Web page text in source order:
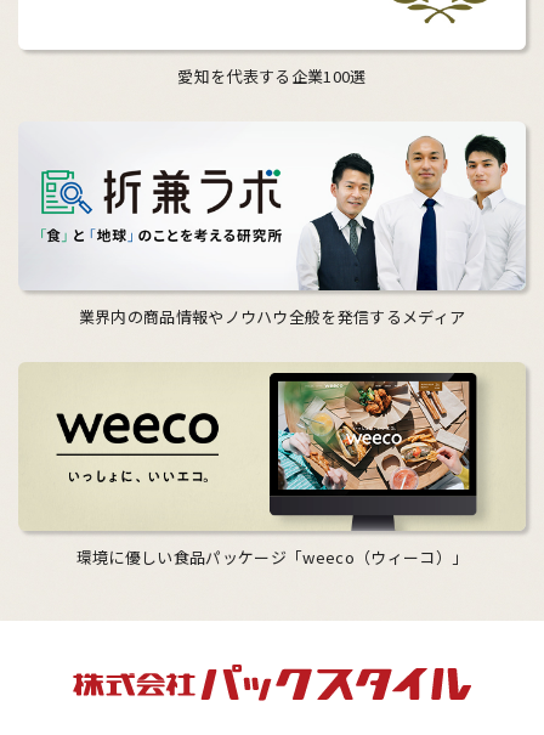
愛知を代表する企業100選
業界内の商品情報やノウハウ全般を発信するメディア
環境に優しい食品パッケージ「weeco（ウィーコ）」